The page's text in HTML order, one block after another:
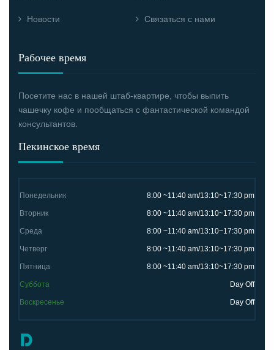
Новости Связаться с нами
Рабочее время
Посетите нас в нашей штаб-квартире, чтобы выпить
чашечку кофе и пообщаться с фантастической командой
консультантов.
Пекинское время
Понедельник 8:00 ~11:40 am/13:10~17:30 pm
Вторник 8:00 ~11:40 am/13:10~17:30 pm
Среда 8:00 ~11:40 am/13:10~17:30 pm
Четверг 8:00 ~11:40 am/13:10~17:30 pm
Пятница 8:00 ~11:40 am/13:10~17:30 pm
Суббота Day Off
Воскресенье Day Off